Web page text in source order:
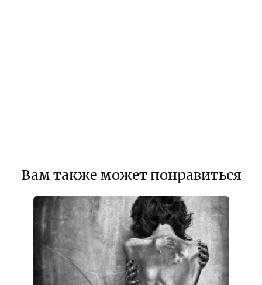
Вам также может понравиться